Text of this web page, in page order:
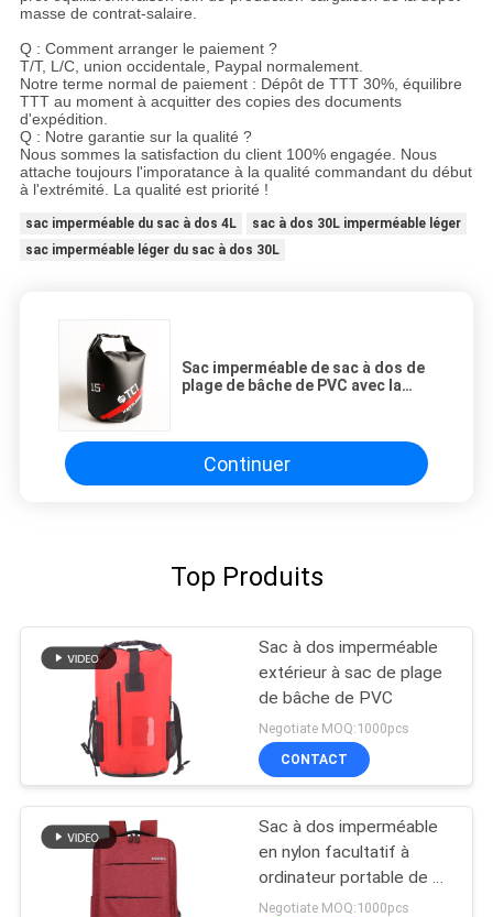
masse de contrat-salaire.
Q : Comment arranger le paiement ?
T/T, L/C, union occidentale, Paypal normalement.
Notre terme normal de paiement : Dépôt de TTT 30%, équilibre
TTT au moment à acquitter des copies des documents
d'expédition.
Q : Notre garantie sur la qualité ?
Nous sommes la satisfaction du client 100% engagée. Nous
attache toujours l'imporatance à la qualité commandant du début
à l'extrémité. La qualité est priorité !
sac imperméable du sac à dos 4L
sac à dos 30L imperméable léger
sac imperméable léger du sac à dos 30L
Sac imperméable de sac à dos de
plage de bâche de PVC avec la
Continuer
Top Produits
Sac à dos imperméable
extérieur à sac de plage
de bâche de PVC
Negotiate MOQ:1000pcs
CONTACT
Sac à dos imperméable
en nylon facultatif à
ordinateur portable de 4
couleurs avec le
Negotiate MOQ:1000pcs